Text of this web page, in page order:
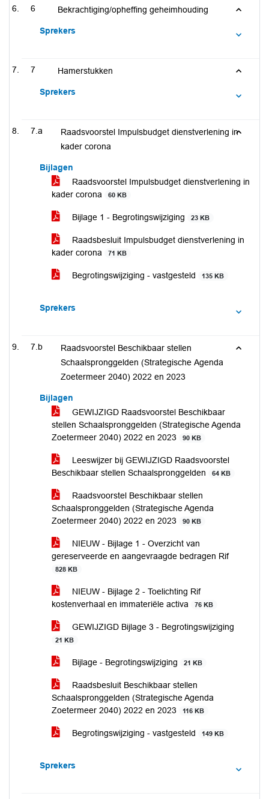
6 Bekrachtiging/opheffing geheimhouding
Sprekers
7 Hamerstukken
Sprekers
7.a
Raadsvoorstel Impulsbudget dienstverlening in
kader corona
Bijlagen
Raadsvoorstel Impulsbudget dienstverlening in
kader corona
60 KB
Bijlage 1 - Begrotingswijziging 23 KB
Raadsbesluit Impulsbudget dienstverlening in
kader corona
71 KB
Begrotingswijziging - vastgesteld 135 KB
Sprekers
7.b
Raadsvoorstel Beschikbaar stellen
Schaalspronggelden (Strategische Agenda
Zoetermeer 2040) 2022 en 2023
Bijlagen
GEWIJZIGD Raadsvoorstel Beschikbaar
stellen Schaalspronggelden (Strategische Agenda
Zoetermeer 2040) 2022 en 2023
90 KB
Leeswijzer bij GEWIJZIGD Raadsvoorstel
Beschikbaar stellen Schaalspronggelden
64 KB
Raadsvoorstel Beschikbaar stellen
Schaalspronggelden (Strategische Agenda
Zoetermeer 2040) 2022 en 2023
90 KB
NIEUW - Bijlage 1 - Overzicht van
gereserveerde en aangevraagde bedragen Rif
828 KB
NIEUW - Bijlage 2 - Toelichting Rif
kostenverhaal en immateriële activa
76 KB
GEWIJZIGD Bijlage 3 - Begrotingswijziging
21 KB
Bijlage - Begrotingswijziging 21 KB
Raadsbesluit Beschikbaar stellen
Schaalspronggelden (Strategische Agenda
Zoetermeer 2040) 2022 en 2023
116 KB
Begrotingswijziging - vastgesteld 149 KB
Sprekers